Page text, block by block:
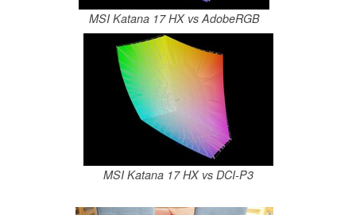
MSI Katana 17 HX vs AdobeRGB
MSI Katana 17 HX vs DCI-P3